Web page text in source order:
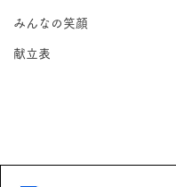
みんなの笑顔
献立表